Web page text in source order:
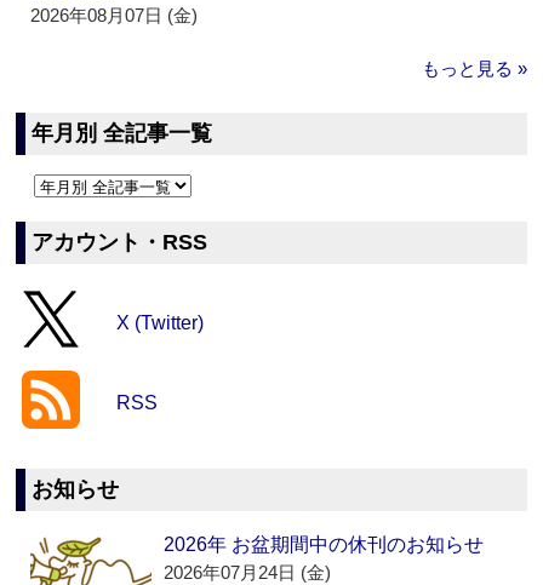
2026年08月07日 (金)
もっと見る »
年月別 全記事一覧
アカウント・RSS
X (Twitter)
RSS
お知らせ
2026年 お盆期間中の休刊のお知らせ
2026年07月24日 (金)